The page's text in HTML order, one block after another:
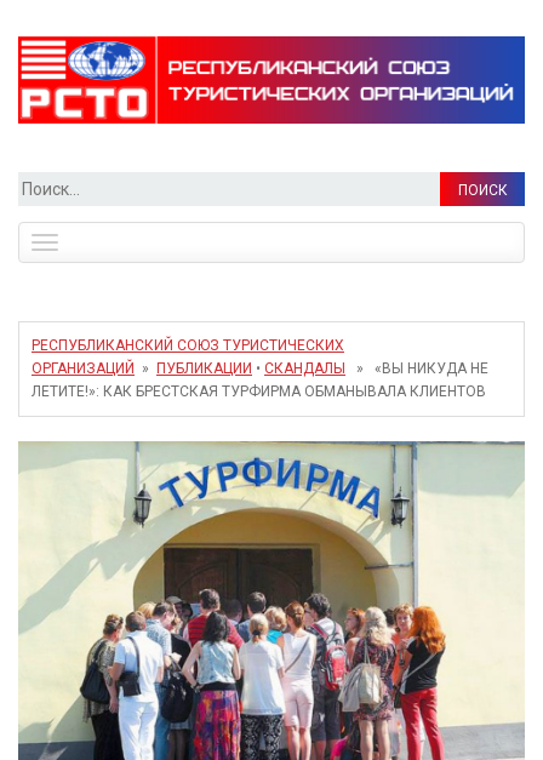
Найти:
navigation
РЕСПУБЛИКАНСКИЙ СОЮЗ ТУРИСТИЧЕСКИХ
ОРГАНИЗАЦИЙ
» ПУБЛИКАЦИИ • СКАНДАЛЫ
» «ВЫ НИКУДА НЕ
ЛЕТИТЕ!»: КАК БРЕСТСКАЯ ТУРФИРМА ОБМАНЫВАЛА КЛИЕНТОВ